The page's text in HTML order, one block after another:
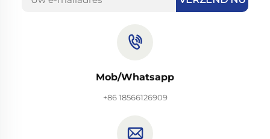
Mob/Whatsapp
+86 18566126909